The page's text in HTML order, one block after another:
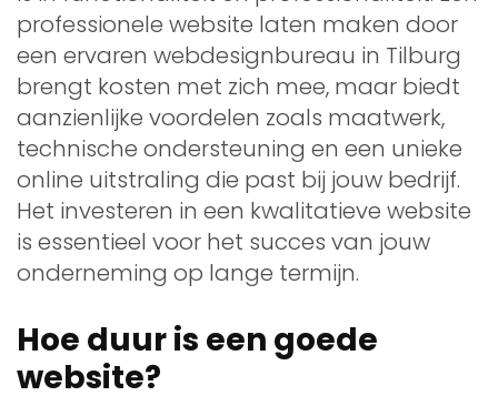
professionele website laten maken door
een ervaren webdesignbureau in Tilburg
brengt kosten met zich mee, maar biedt
aanzienlijke voordelen zoals maatwerk,
technische ondersteuning en een unieke
online uitstraling die past bij jouw bedrijf.
Het investeren in een kwalitatieve website
is essentieel voor het succes van jouw
onderneming op lange termijn.
Hoe duur is een goede
website?